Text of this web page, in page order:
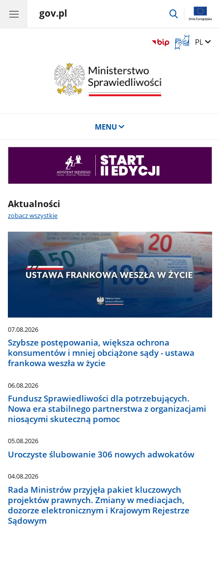
gov.pl
przejdź
Otwórz
okno
Zmień
PL
MENU
Aktualności
zobacz wszystkie
07.08.2026
Szybsze postępowania, większa ochrona
konsumentów i mniej obciążone sądy - ustawa
frankowa weszła w życie
06.08.2026
Fundusz Sprawiedliwości dla potrzebujących.
Nowa era stabilnego partnerstwa z organizacjami
niosącymi skuteczną pomoc
05.08.2026
Uroczyste ślubowanie 306 nowych adwokatów
04.08.2026
Rada Ministrów przyjęła pakiet kluczowych
projektów prawnych. Zmiany w mediacjach,
dozorze elektronicznym i Krajowym Rejestrze
Sądowym